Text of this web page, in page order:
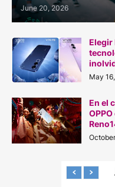
June 20, 2026
Elegir
May
En el